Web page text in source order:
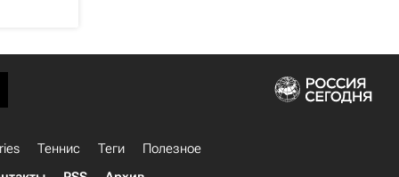
Теннис Теги
Полезное